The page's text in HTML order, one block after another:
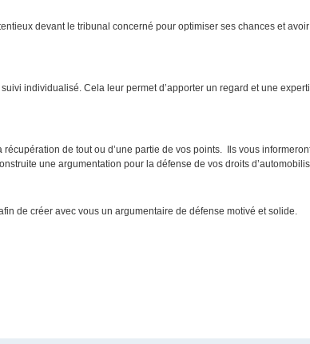
devant le tribunal concerné pour optimiser ses chances et
individualisé. Cela leur permet d’apporter un regard et une
de tout ou d’une partie de vos points. Ils vous
une argumentation pour la défense de vos droits
de créer avec vous un argumentaire de défense motivé et solide.